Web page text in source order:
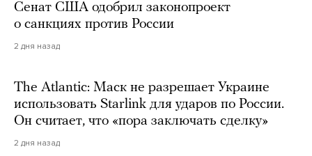
Сенат США одобрил законопроект
о санкциях против России
2 дня назад
The Atlantic: Маск не разрешает Украине
использовать Starlink для ударов по России.
Он считает, что «пора заключать сделку»
2 дня назад